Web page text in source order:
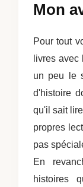
Mon
Pour tout
livres
un peu le
d'histoire
qu'il sait
propres
pas
En
histoires